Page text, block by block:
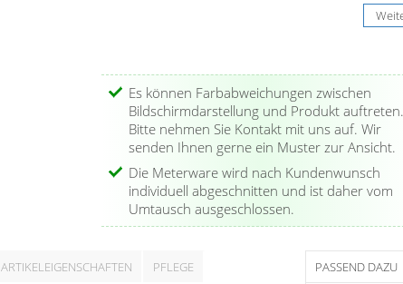
Es können Farbabweichungen zwischen
Bildschirmdarstellung und Produkt auftreten.
Bitte nehmen Sie Kontakt mit uns auf. Wir
senden Ihnen gerne ein Muster zur Ansicht.
Die Meterware wird nach Kundenwunsch
individuell abgeschnitten und ist daher vom
Umtausch ausgeschlossen.
ARTIKELEIGENSCHAFTEN
PFLEGE
PASSEND DAZU